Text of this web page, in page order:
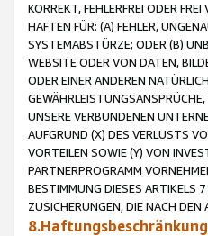
KORREKT, FEHLERFREI ODER
HAFTEN FÜR: (A) FEHLER,
SYSTEMABSTÜRZE; ODER (B)
WEBSITE ODER VON DATEN,
ODER EINER ANDEREN
UNSERE VERBUNDENEN
AUFGRUND (X) DES VERLUSTS
VORTEILEN SOWIE (Y) VON
PARTNERPROGRAMM
BESTIMMUNG DIESES ARTIKELS
ZUSICHERUNGEN, DIE NACH